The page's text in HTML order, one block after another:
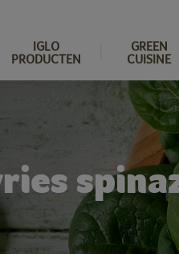
IGLO
PRODUCTEN
GREEN
CUISINE